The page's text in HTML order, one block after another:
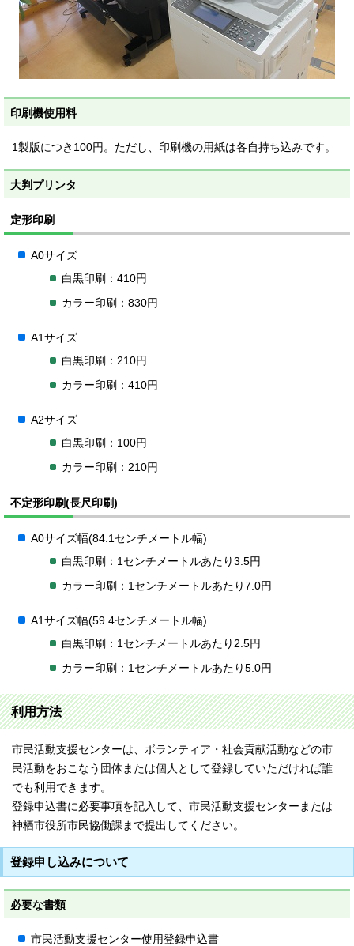
印刷機使用料
1製版につき100円。ただし、印刷機の用紙は各自持ち込みです。
大判プリンタ
定形印刷
A0サイズ
白黒印刷：410円
カラー印刷：830円
A1サイズ
白黒印刷：210円
カラー印刷：410円
A2サイズ
白黒印刷：100円
カラー印刷：210円
不定形印刷(長尺印刷)
A0サイズ幅(84.1センチメートル幅)
白黒印刷：1センチメートルあたり3.5円
カラー印刷：1センチメートルあたり7.0円
A1サイズ幅(59.4センチメートル幅)
白黒印刷：1センチメートルあたり2.5円
カラー印刷：1センチメートルあたり5.0円
利用方法
市民活動支援センターは、ボランティア・社会貢献活動などの市
民活動をおこなう団体または個人として登録していただければ誰
でも利用できます。
登録申込書に必要事項を記入して、市民活動支援センターまたは
神栖市役所市民協働課まで提出してください。
登録申し込みについて
必要な書類
市民活動支援センター使用登録申込書